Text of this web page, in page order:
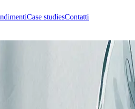
Case studiesContatti